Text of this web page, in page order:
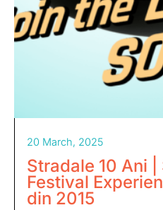
20 March, 2025
Stradale 10 Ani
Festival
din 2015